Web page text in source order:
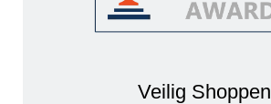
Veilig Shoppen